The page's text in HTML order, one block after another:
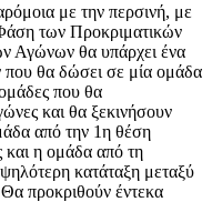
με την περσινή, με
των Προκριματικών
Αγώνων θα υπάρχει ένα
θα δώσει σε μία ομάδα
που θα
και θα ξεκινήσουν
από την 1η θέση
και η ομάδα από τη
κατάταξη μεταξύ
προκριθούν έντεκα